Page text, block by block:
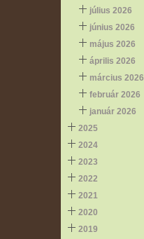
július 2026
június 2026
május 2026
április 2026
március 2026
február 2026
január 2026
2025
2024
2023
2022
2021
2020
2019